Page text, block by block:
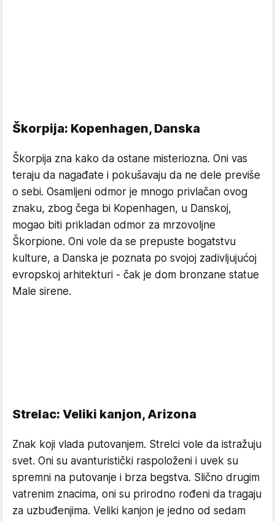
Škorpija: Kopenhagen, Danska
Škorpija zna kako da ostane misteriozna. Oni vas
teraju da nagađate i pokušavaju da ne dele previše
o sebi. Osamljeni odmor je mnogo privlačan ovog
znaku, zbog čega bi Kopenhagen, u Danskoj,
mogao biti prikladan odmor za mrzovoljne
Škorpione. Oni vole da se prepuste bogatstvu
kulture, a Danska je poznata po svojoj zadivljujućoj
evropskoj arhitekturi - čak je dom bronzane statue
Male sirene.
Strelac: Veliki kanjon, Arizona
Znak koji vlada putovanjem. Strelci vole da istražuju
svet. Oni su avanturistički raspoloženi i uvek su
spremni na putovanje i brza begstva. Slično drugim
vatrenim znacima, oni su prirodno rođeni da tragaju
za uzbuđenjima. Veliki kanjon je jedno od sedam